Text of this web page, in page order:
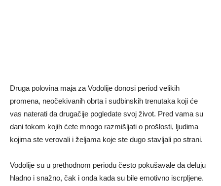
Druga polovina maja za Vodolije donosi period velikih
promena, neočekivanih obrta i sudbinskih trenutaka koji će
vas naterati da drugačije pogledate svoj život. Pred vama su
dani tokom kojih ćete mnogo razmišljati o prošlosti, ljudima
kojima ste verovali i željama koje ste dugo stavljali po strani.
Vodolije su u prethodnom periodu često pokušavale da deluju
hladno i snažno, čak i onda kada su bile emotivno iscrpljene.